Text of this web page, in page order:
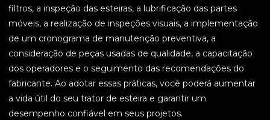
filtros, a inspeção das esteiras, a lubrificação das partes
móveis, a realização de inspeções visuais, a implementação
de um cronograma de manutenção preventiva, a
consideração de peças usadas de qualidade, a capacitação
dos operadores e o seguimento das recomendações do
fabricante. Ao adotar essas práticas, você poderá aumentar
a vida útil do seu trator de esteira e garantir um
desempenho confiável em seus projetos.